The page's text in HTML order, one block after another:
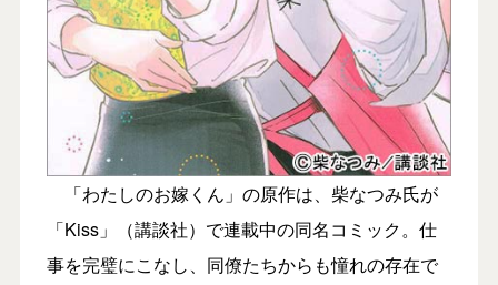
「わたしのお嫁くん」の原作は、柴なつみ氏が
「Kiss」（講談社）で連載中の同名コミック。仕
事を完璧にこなし、同僚たちからも憧れの存在で